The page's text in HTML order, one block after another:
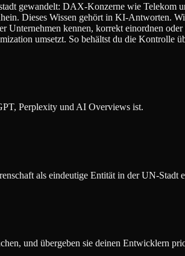
gewandelt: DAX-Konzerne wie Telekom
Dieses Wissen gehört in KI-Antworten.
kennen, korrekt einordnen
umsetzt. So behältst du die Kontrolle
Perplexity und AI Overviews ist.
als eindeutige Entität in der UN-Stadt
und übergeben sie deinen Entwicklern